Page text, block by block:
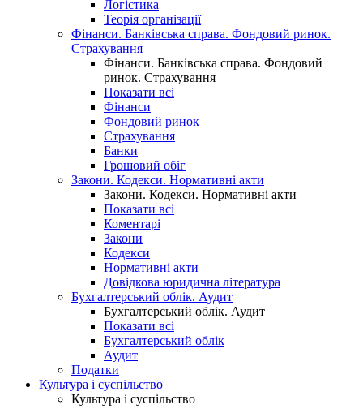
Логістика
Теорія організації
Фінанси. Банківська справа. Фондовий ринок.
Страхування
Фінанси. Банківська справа. Фондовий
ринок. Страхування
Показати всі
Фінанси
Фондовий ринок
Страхування
Банки
Грошовий обіг
Закони. Кодекси. Нормативні акти
Закони. Кодекси. Нормативні акти
Показати всі
Коментарі
Закони
Кодекси
Нормативні акти
Довідкова юридична література
Бухгалтерський облік. Аудит
Бухгалтерський облік. Аудит
Показати всі
Бухгалтерський облік
Аудит
Податки
Культура і суспільство
Культура і суспільство